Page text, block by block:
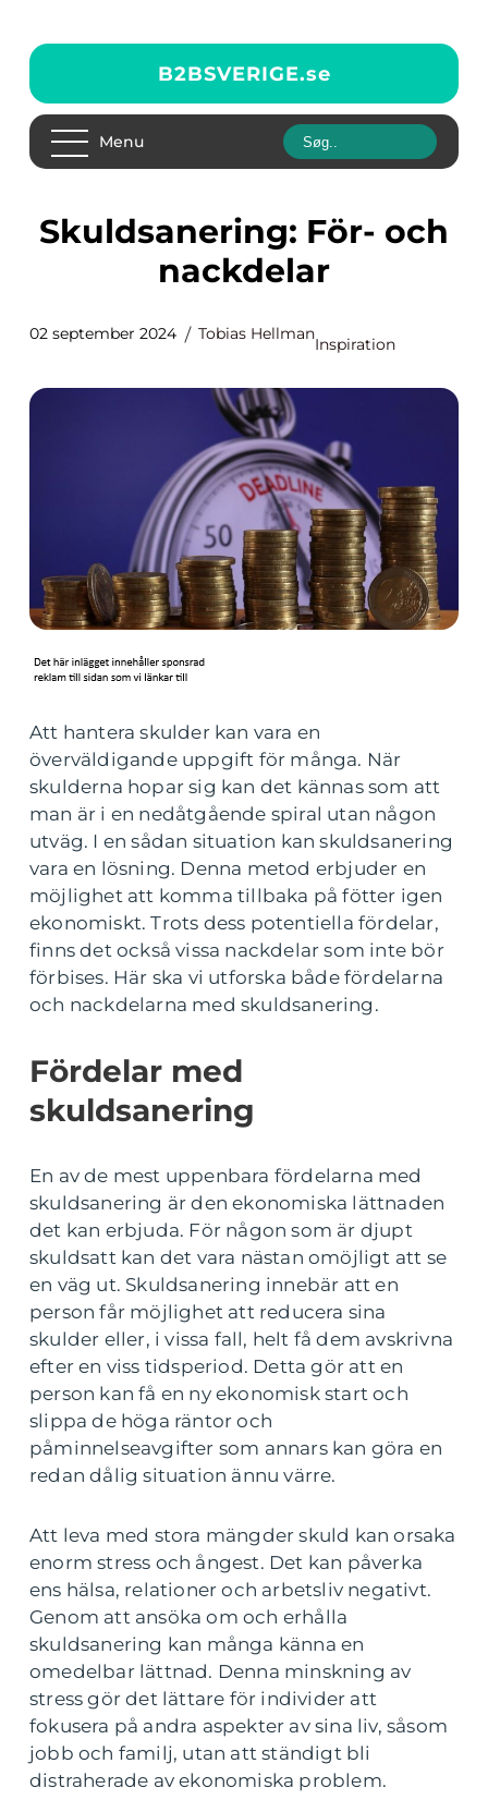
B2BSVERIGE.se
Menu
Skuldsanering: För- och
nackdelar
02 september 2024 Tobias Hellman
Inspiration
Att hantera skulder kan vara en
överväldigande uppgift för många. När
skulderna hopar sig kan det kännas som att
man är i en nedåtgående spiral utan någon
utväg. I en sådan situation kan skuldsanering
vara en lösning. Denna metod erbjuder en
möjlighet att komma tillbaka på fötter igen
ekonomiskt. Trots dess potentiella fördelar,
finns det också vissa nackdelar som inte bör
förbises. Här ska vi utforska både fördelarna
och nackdelarna med skuldsanering.
Fördelar med
skuldsanering
En av de mest uppenbara fördelarna med
skuldsanering är den ekonomiska lättnaden
det kan erbjuda. För någon som är djupt
skuldsatt kan det vara nästan omöjligt att se
en väg ut. Skuldsanering innebär att en
person får möjlighet att reducera sina
skulder eller, i vissa fall, helt få dem avskrivna
efter en viss tidsperiod. Detta gör att en
person kan få en ny ekonomisk start och
slippa de höga räntor och
påminnelseavgifter som annars kan göra en
redan dålig situation ännu värre.
Att leva med stora mängder skuld kan orsaka
enorm stress och ångest. Det kan påverka
ens hälsa, relationer och arbetsliv negativt.
Genom att ansöka om och erhålla
skuldsanering kan många känna en
omedelbar lättnad. Denna minskning av
stress gör det lättare för individer att
fokusera på andra aspekter av sina liv, såsom
jobb och familj, utan att ständigt bli
distraherade av ekonomiska problem.